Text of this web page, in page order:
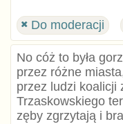
Do moderacji
No cóż to była
przez różne
przez ludzi koalicji
Trzaskowskiego
zęby zgrzytają i